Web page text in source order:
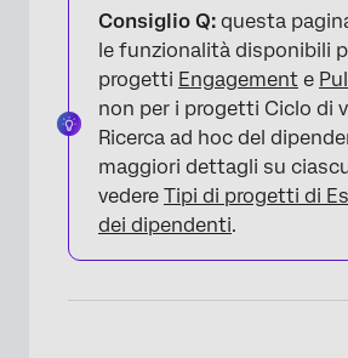
Consiglio Q: questa
le funzionalità disponibili
progetti Engagement e
non per i progetti Ciclo di
Ricerca ad hoc del
maggiori dettagli su
vedere Tipi di progetti di
dei dipendenti.